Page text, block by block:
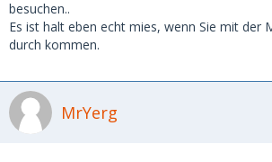
besuchen..
Es ist halt eben echt mies, wenn Sie mit der
durch kommen.
MrYerg